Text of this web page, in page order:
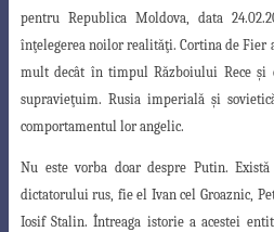
pentruRepublica Moldova, data
înţelegerea noilor realităţi. Cortina de Fier
mult decât în ​​timpul Războiului Rece
supravieţuim. Rusia imperială şi
comportamentul lor angelic.
Nu este vorba doar despre Putin.
dictatorului rus, fie el Ivan cel Groaznic,
Iosif Stalin. Întreaga istorie a acestei